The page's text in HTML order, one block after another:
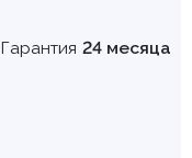
Гарантия 24 месяца